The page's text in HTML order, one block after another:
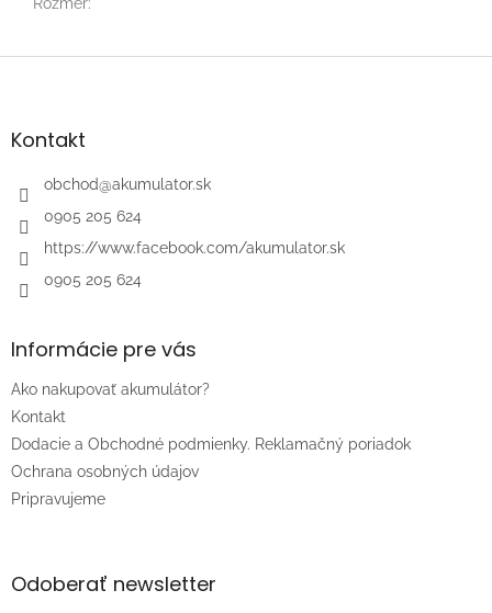
Z
äKontakt
obchod@akumulator.sk
0905 205 624
https://www.facebook.com/akumulator.sk
0905 205 624
Informácie pre vás
Ako nakupovať akumulátor?
Kontakt
Dodacie a Obchodné podmienky. Reklamačný poriadok
Ochrana osobných údajov
Pripravujeme
Odoberať newsletter